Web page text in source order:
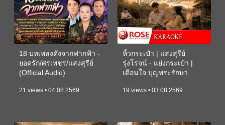
18 บทเพลงดังจากฟากฟ้า -
ยอดรัก/ศรเพชร/แสงสุรีย์
(Official Audio)
21 views • 04.08.2569
หิ้วกระเป๋า | แสงสุรีย์
รุ่งโรจน์ - แย่งกระเป๋า |
เตือนใจ บุญพระรักษา
19 views • 03.08.2569